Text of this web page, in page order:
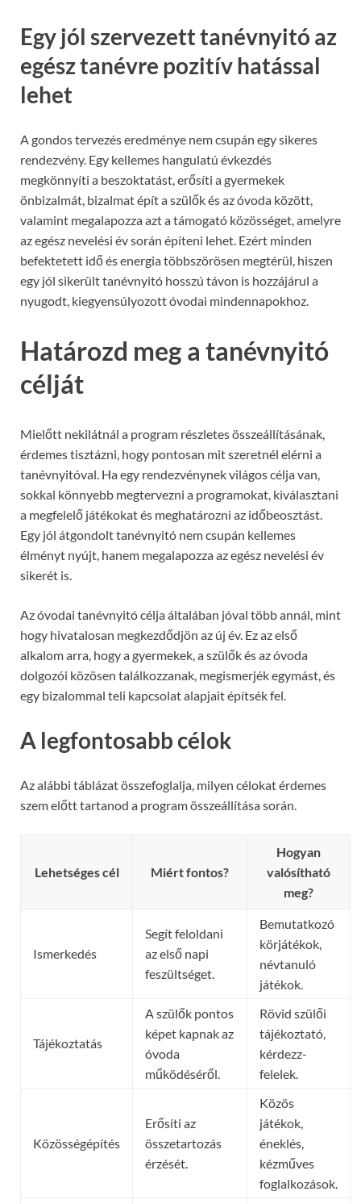
Egy jól szervezett tanévnyitó az
egész tanévre pozitív hatással
lehet
A gondos tervezés eredménye nem csupán egy sikeres
rendezvény. Egy kellemes hangulatú évkezdés
megkönnyíti a beszoktatást, erősíti a gyermekek
önbizalmát, bizalmat épít a szülők és az óvoda között,
valamint megalapozza azt a támogató közösséget, amelyre
az egész nevelési év során építeni lehet. Ezért minden
befektetett idő és energia többszörösen megtérül, hiszen
egy jól sikerült tanévnyitó hosszú távon is hozzájárul a
nyugodt, kiegyensúlyozott óvodai mindennapokhoz.
Határozd meg a tanévnyitó
célját
Mielőtt nekilátnál a program részletes összeállításának,
érdemes tisztázni, hogy pontosan mit szeretnél elérni a
tanévnyitóval. Ha egy rendezvénynek világos célja van,
sokkal könnyebb megtervezni a programokat, kiválasztani
a megfelelő játékokat és meghatározni az időbeosztást.
Egy jól átgondolt tanévnyitó nem csupán kellemes
élményt nyújt, hanem megalapozza az egész nevelési év
sikerét is.
Az óvodai tanévnyitó célja általában jóval több annál, mint
hogy hivatalosan megkezdődjön az új év. Ez az első
alkalom arra, hogy a gyermekek, a szülők és az óvoda
dolgozói közösen találkozzanak, megismerjék egymást, és
egy bizalommal teli kapcsolat alapjait építsék fel.
A legfontosabb célok
Az alábbi táblázat összefoglalja, milyen célokat érdemes
szem előtt tartanod a program összeállítása során.
Lehetséges cél Miért fontos?
Hogyan
valósítható
meg?
Ismerkedés
Segít feloldani
az első napi
feszültséget.
Bemutatkozó
körjátékok,
névtanuló
játékok.
Tájékoztatás
A szülők pontos
képet kapnak az
óvoda
működéséről.
Rövid szülői
tájékoztató,
kérdezz-
felelek.
Közösségépítés
Erősíti az
összetartozás
érzését.
Közös
játékok,
éneklés,
kézműves
foglalkozások.